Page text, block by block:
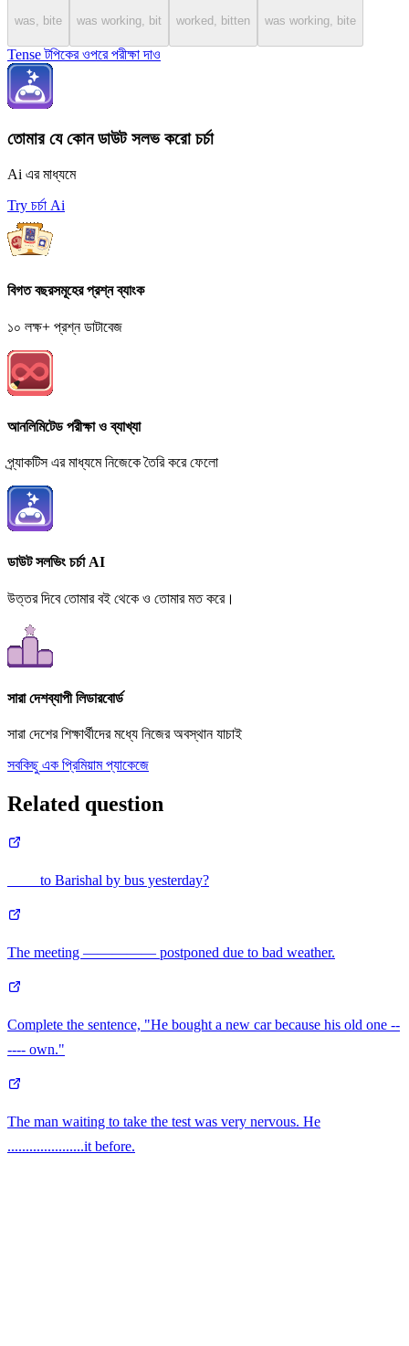
was, bite was working, bit worked, bitten was working, bite
Tense টপিকের ওপরে পরীক্ষা দাও
তোমার যে কোন ডাউট সলভ করো চর্চা
Ai এর মাধ্যমে
Try চর্চা Ai
বিগত বছরসমূহের প্রশ্ন ব্যাংক
১০ লক্ষ+ প্রশ্ন ডাটাবেজ
আনলিমিটেড পরীক্ষা ও ব্যাখ্যা
প্র্যাকটিস এর মাধ্যমে নিজেকে তৈরি করে ফেলো
ডাউট সলভিং চর্চা AI
উত্তর দিবে তোমার বই থেকে ও তোমার মত করে।
সারা দেশব্যাপী লিডারবোর্ড
সারা দেশের শিক্ষার্থীদের মধ্যে নিজের অবস্থান যাচাই
সবকিছু এক প্রিমিয়াম প্যাকেজে
Related question
____ to Barishal by bus yesterday?
The meeting ————— postponed due to bad weather.
Complete the sentence, "He bought a new car because his old one --
---- own."
The man waiting to take the test was very nervous. He
.....................it before.